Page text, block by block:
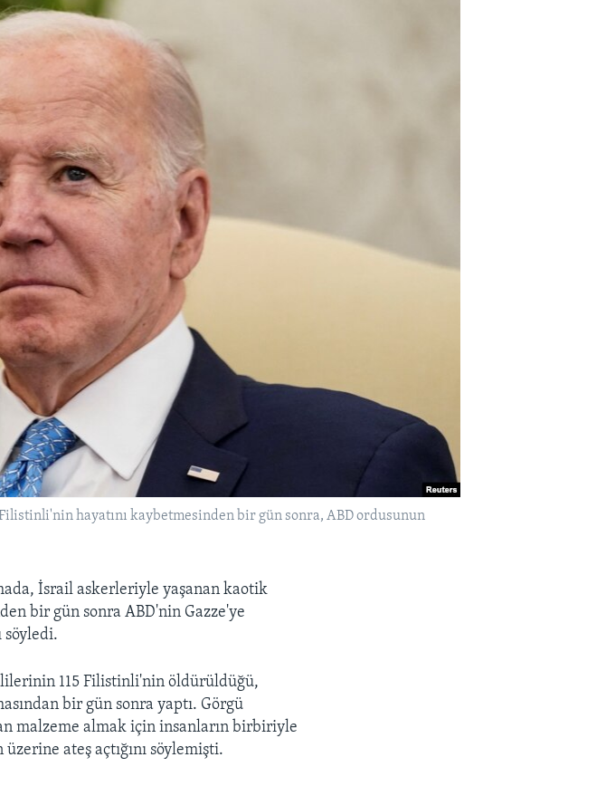
hayatını kaybetmesinden bir gün sonra, ABD ordusunun
İsrail askerleriyle yaşanan kaotik
bir gün sonra ABD'nin Gazze'ye
söyledi.
115 Filistinli'nin öldürüldüğü,
bir gün sonra yaptı. Görgü
malzeme almak için insanların birbiriyle
ateş açtığını söylemişti.